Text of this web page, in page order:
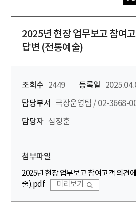
2025년 현장 업무보고 참여
답변 (전통예술)
조회수 2449 등록일
담당부서
극장운영팀 / 02-3668-
담당자 심정훈
첨부파일
2025년 현장 업무보고 참여고객 의견
술).pdf
미리보기